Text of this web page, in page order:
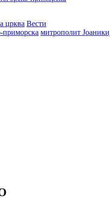
црква Вести
приморска митрополит